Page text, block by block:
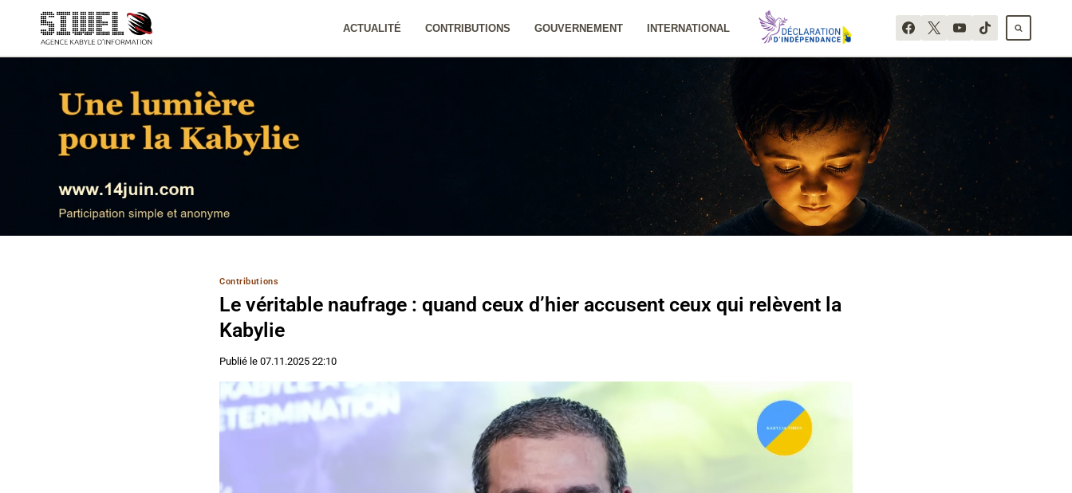
contenu
ACTUALITÉ CONTRIBUTIONS GOUVERNEMENT INTERNATIONAL
Contributions
Le véritable naufrage : quand ceux d’hier accusent ceux qui relèvent la
Kabylie
Publié le 07.11.2025 22:10